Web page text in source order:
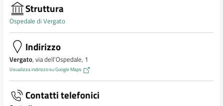
Struttura
Ospedale di Vergato
Indirizzo
Vergato, via dell'Ospedale, 1
Visualizza indirizzo su Google Maps
Contatti telefonici